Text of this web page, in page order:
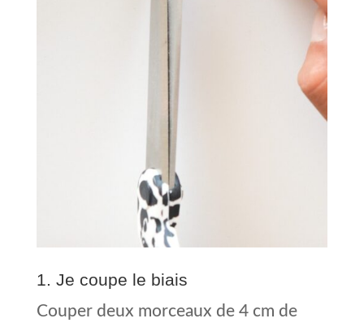
1. Je coupe le biais
Couper deux morceaux de 4 cm de